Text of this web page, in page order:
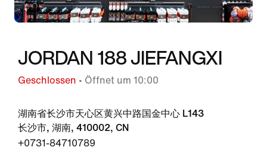
JORDAN 188 JIEFANGXI
Geschlossen • Öffnet um 10:00
湖南省长沙市天心区黄兴中路国金中心 L143
长沙市, 湖南, 410002, CN
+0731-84710789